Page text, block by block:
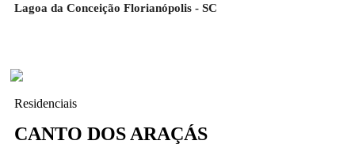
Lagoa da Conceição Florianópolis - SC
Residenciais
CANTO DOS ARAÇÁS